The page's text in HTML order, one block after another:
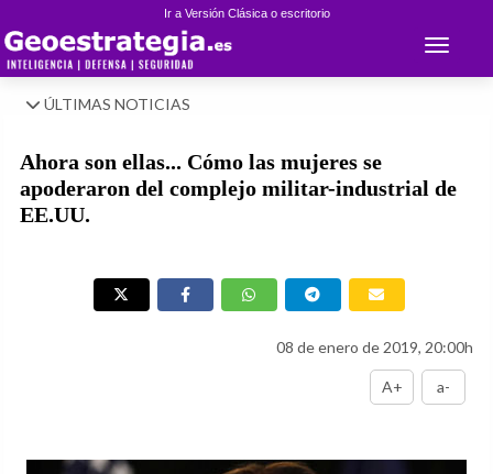
Ir a Versión Clásica o escritorio
Toggle
ÚLTIMAS NOTICIAS
Ahora son ellas... Cómo las mujeres se
apoderaron del complejo militar-industrial de
EE.UU.
08 de enero de 2019, 20:00h
A+ a-